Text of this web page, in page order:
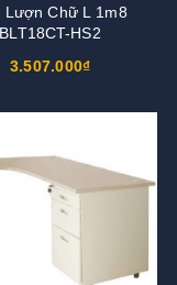
Lượn Chữ L 1m8
BLT18CT-HS2
3.507.000₫